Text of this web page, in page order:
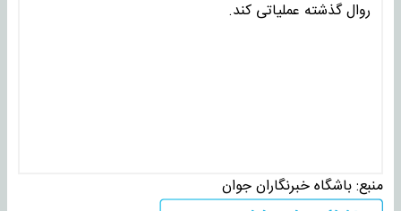
روال گذشته عملیاتی کند.
منبع:باشگاه خبرنگاران جوان